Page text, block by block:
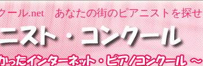
ール.net あなたの街のピアニストを探せ